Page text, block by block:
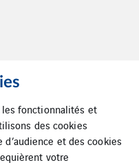
fonctionnalités et
des cookies
et des cookies
votre